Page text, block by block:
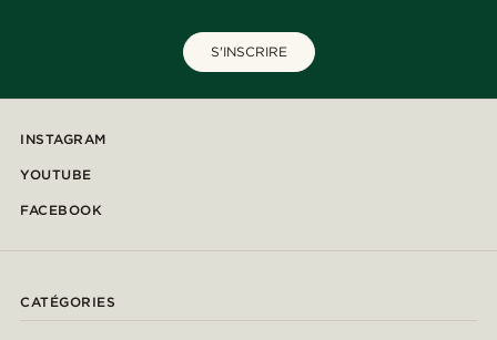
S'INSCRIRE
INSTAGRAM
YOUTUBE
FACEBOOK
CATÉGORIES